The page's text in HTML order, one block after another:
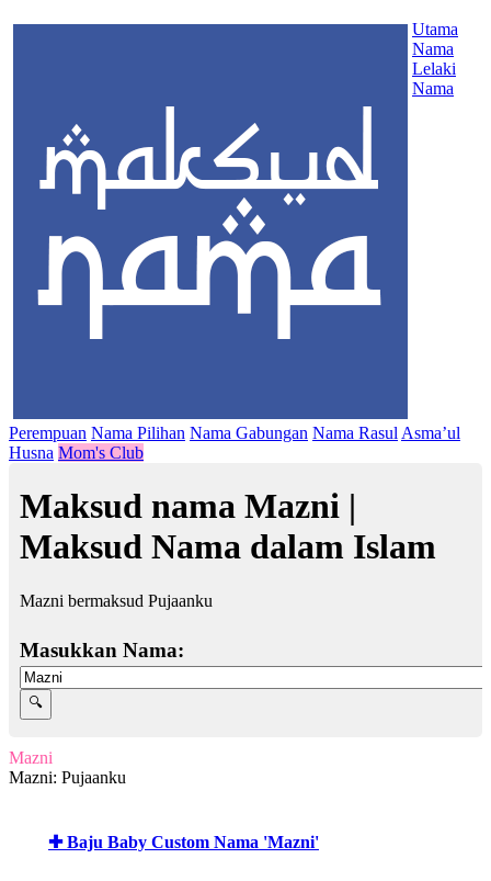
Utama
Nama
Lelaki
Nama
Perempuan Nama Pilihan Nama Gabungan Nama Rasul Asma’ul
Husna Mom's Club
Maksud nama Mazni |
Maksud Nama dalam Islam
Mazni bermaksud Pujaanku
Masukkan Nama:
Mazni
Mazni: Pujaanku
✚ Baju Baby Custom Nama 'Mazni'